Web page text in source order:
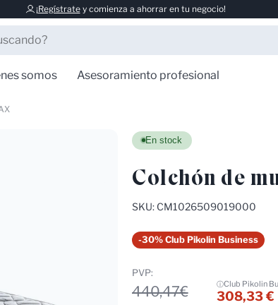
¡Regístratey comienza a ahorrar en tu negocio!
somos Asesoramiento profesional
En stock
Colchón de
SKU: CM1026509019000
-30% Club Pikolin Business
PVP:
440,47€ ⓘClub Pikolin
308,33 €